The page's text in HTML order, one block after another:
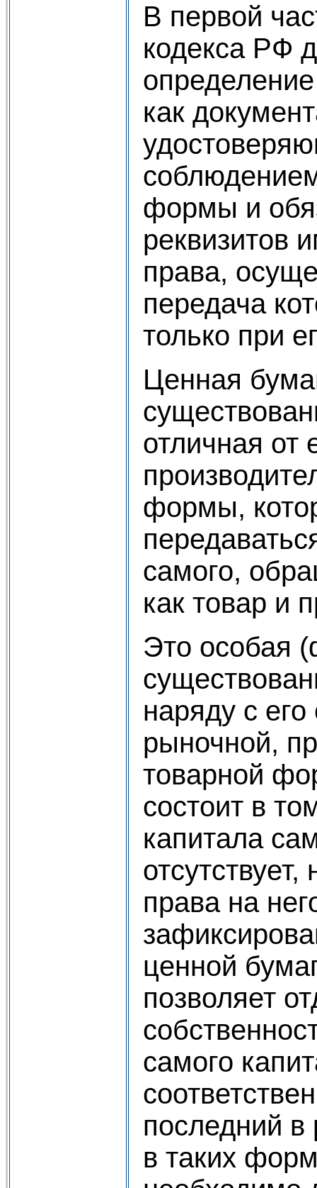
В первой
кодекса РФ
как
формы и
реквизитов
права,
передача
только при
Ценная
отличная от
формы,
самого,
как товар и
Это особая
наряду с
рыночной,
товарной
состоит в
капитала
права на
ценной
позволяет
самого
последний
в таких